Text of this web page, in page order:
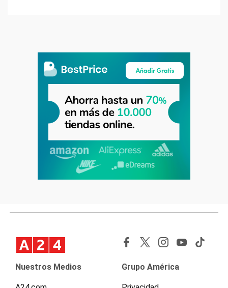
Nuestros Medios Grupo América